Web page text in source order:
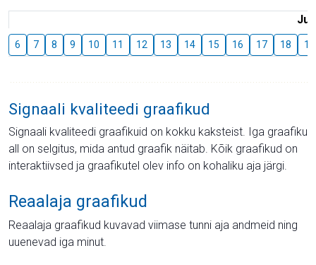
6 7 8 9 10 11 12 13 14 15 16 17 18 19
Signaali kvaliteedi graafikud
Signaali kvaliteedi graafikuid on kokku kaksteist. Iga graafiku
all on selgitus, mida antud graafik näitab. Kõik graafikud on
interaktiivsed ja graafikutel olev info on kohaliku aja järgi.
Reaalaja graafikud
Reaalaja graafikud kuvavad viimase tunni aja andmeid ning
uuenevad iga minut.